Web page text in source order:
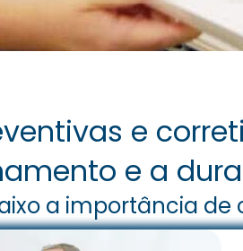
e
e a
a importância